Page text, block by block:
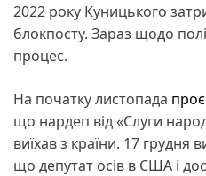
2022 року Куницького
блокпосту. Зараз щодо
процес.
На початку листопада
що нардеп від «Слуги
виїхав з країни. 17
що депутат осів в США і